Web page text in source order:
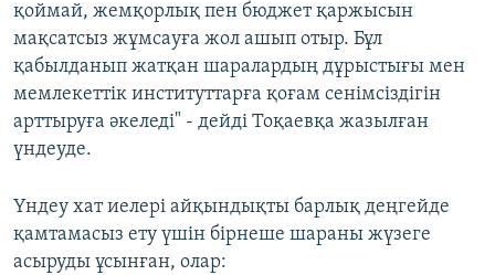
қоймай, жемқорлық пен бюджет қаржысын
мақсатсыз жұмсауға жол ашып отыр. Бұл
қабылданып жатқан шаралардың дұрыстығы мен
мемлекеттік институттарға қоғам сенімсіздігін
арттыруға әкеледі" - дейді Тоқаевқа жазылған
үндеуде.
Үндеу хат иелері айқындықты барлық деңгейде
қамтамасыз ету үшін бірнеше шараны жүзеге
асыруды ұсынған, олар: